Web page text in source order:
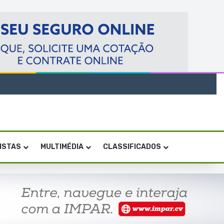
MULTIMÉDIA CLASSIFICADOS